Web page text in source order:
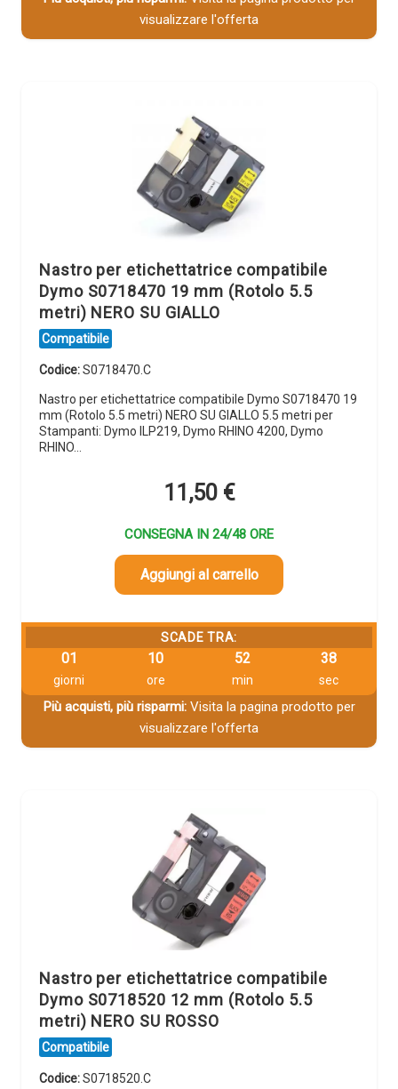
visualizzare l'offerta
Nastro per etichettatrice compatibile
Dymo S0718470 19 mm (Rotolo 5.5
metri) NERO SU GIALLO
Compatibile
Codice:S0718470.C
Nastro per etichettatrice compatibile Dymo S0718470 19
mm (Rotolo 5.5 metri) NERO SU GIALLO 5.5 metri per
Stampanti: Dymo ILP219, Dymo RHINO 4200, Dymo
RHINO…
11,50 €
CONSEGNA IN 24/48 ORE
Aggiungi al carrello
SCADE TRA:
01
giorni
10
ore
52
min
38
sec
Più acquisti, più risparmi:Visita la pagina prodotto per
visualizzare l'offerta
Nastro per etichettatrice compatibile
Dymo S0718520 12 mm (Rotolo 5.5
metri) NERO SU ROSSO
Compatibile
Codice:S0718520.C